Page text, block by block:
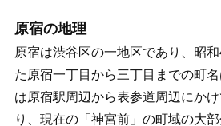
原宿の地理
原宿は渋谷区の一地区であり、昭
た原宿一丁目から三丁目までの町
は原宿駅周辺から表参道周辺にか
り、現在の「神宮前」の町域の大部